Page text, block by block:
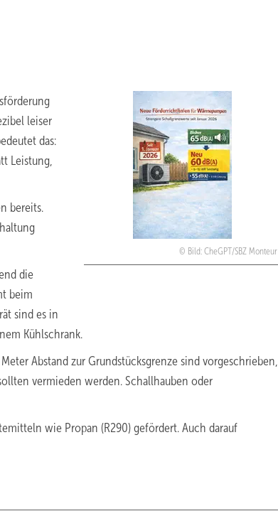
Bild: CheGPT/SBZ Monteur
leiser
das:
Leistung,
bereits.
die
beim
sind es in
Kühlschrank.
Abstand zur Grundstücksgrenze sind vorgeschrieben,
vermieden werden. Schallhauben oder
wie Propan (R290) gefördert. Auch darauf